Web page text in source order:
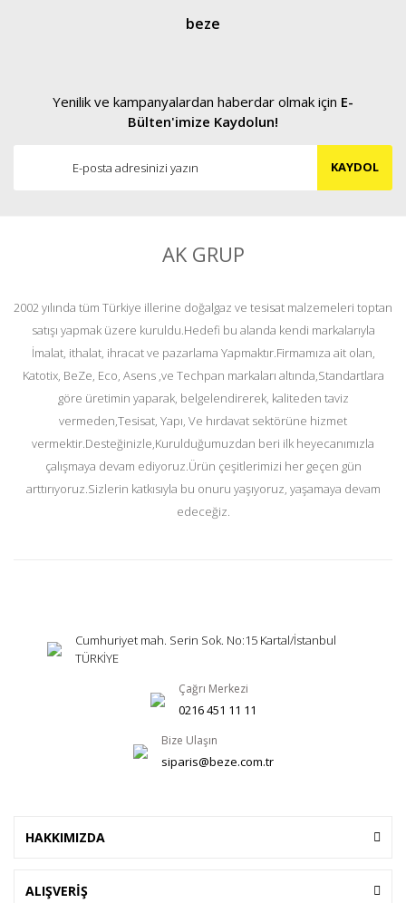
beze
Yenilik ve kampanyalardan haberdar olmak için E-
Bülten'imize Kaydolun!
KAYDOL
AK GRUP
2002 yılında tüm Türkiye illerine doğalgaz ve tesisat malzemeleri toptan
satışı yapmak üzere kuruldu.Hedefi bu alanda kendi markalarıyla
İmalat, ithalat, ihracat ve pazarlama Yapmaktır.Firmamıza ait olan,
Katotix, BeZe, Eco, Asens ,ve Techpan markaları altında,Standartlara
göre üretimin yaparak, belgelendirerek, kaliteden taviz
vermeden,Tesisat, Yapı, Ve hırdavat sektörüne hizmet
vermektir.Desteğinizle,Kurulduğumuzdan beri ilk heyecanımızla
çalışmaya devam ediyoruz.Ürün çeşitlerimizi her geçen gün
arttırıyoruz.Sizlerin katkısıyla bu onuru yaşıyoruz, yaşamaya devam
edeceğiz.
Cumhuriyet mah. Serin Sok. No:15 Kartal/İstanbul
TÜRKİYE
Çağrı Merkezi
0216 451 11 11
Bize Ulaşın
siparis@beze.com.tr
HAKKIMIZDA
ALIŞVERİŞ